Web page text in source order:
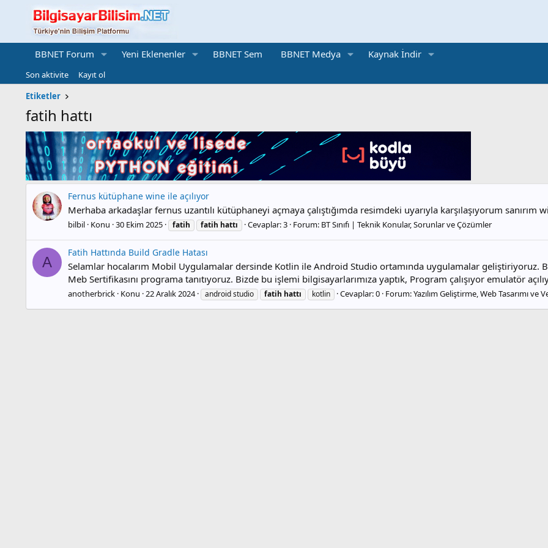
BBNET Forum Yeni Eklenenler BBNET Sem BBNET Medya Kaynak İndir
Son aktivite
Kayıt ol
Etiketler
fatih hattı
Fernus kütüphane wine ile açılıyor
Merhaba arkadaşlar fernus uzantılı kütüphaneyi açmaya çalıştığımda resimdeki uyarıyla karşılaşıyorum sanırım
bilbil Konu 30 Ekim 2025 fatih fatih hattı Cevaplar: 3 Forum: BT Sınıfı | Teknik Konular, Sorunlar ve Çözümler
A
Fatih Hattında Build Gradle Hatası
Selamlar hocalarım Mobil Uygulamalar dersinde Kotlin ile Android Studio ortamında uygulamalar geliştiriyoruz.
Meb Sertifikasını programa tanıtıyoruz. Bizde bu işlemi bilgisayarlarımıza yaptık, Program çalışıyor emulatör
anotherbrick Konu 22 Aralık 2024 android studio fatih hattı kotlin Cevaplar: 0 Forum:Yazılım Geliştirme, Web Tasarımı ve